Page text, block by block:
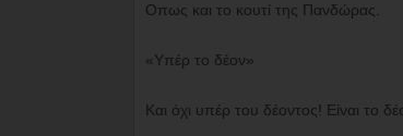
Οπως και το κουτί της Πανδώρας.
«Υπέρ το δέον»
Και όχι υπέρ του δέοντος! Είναι το